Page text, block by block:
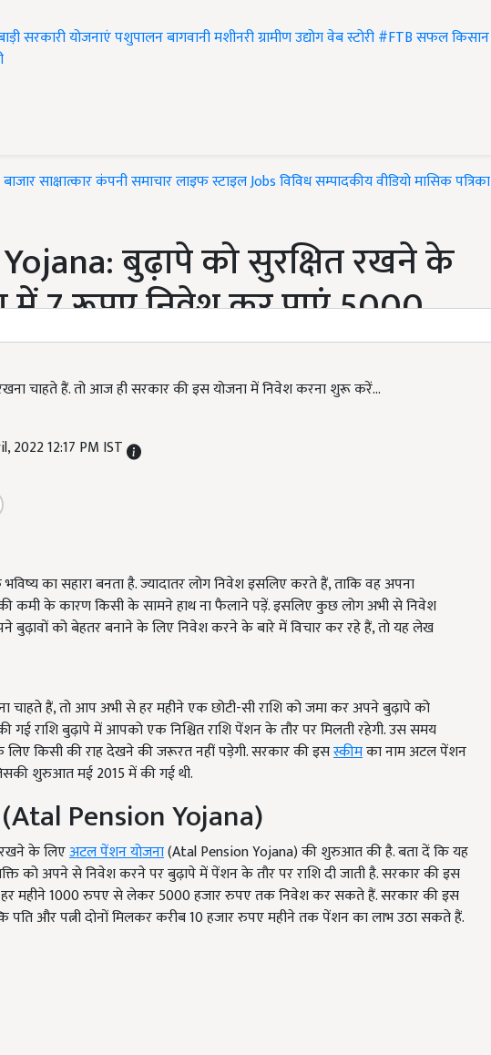
सरकारी योजनाएंपशुपालनबागवानीमशीनरीग्रामीण उद्योगवेब स्टोरी#FTBसफल किसान
बाजारसाक्षात्कारकंपनी समाचारलाइफ स्टाइलJobsविविधसम्पादकीयवीडियोमासिक पत्रिका
बुढ़ापे को सुरक्षित रखने के
में 7 रूपए निवेश कर पाएं 5000
चाहते हैं. तो आज ही सरकार की इस योजना में निवेश करना शुरू करें...
2022 12:17 PM IST
का सहारा बनता है. ज्यादातर लोग निवेश इसलिए करते हैं, ताकि वह अपना
कमी के कारण किसी के सामने हाथ ना फैलाने पड़ें. इसलिए कुछ लोग अभी से निवेश
को बेहतर बनाने के लिए निवेश करने के बारे में विचार कर रहे हैं, तो यह लेख
चाहते हैं, तो आप अभी से हर महीने एक छोटी-सी राशि को जमा कर अपने बुढ़ापे को
राशि बुढ़ापे में आपको एक निश्चित राशि पेंशन के तौर पर मिलती रहेगी. उस समय
किसी की राह देखने की जरूरत नहीं पड़ेगी. सरकार की इसस्कीमका नाम अटल पेंशन
शुरुआत मई 2015 में की गई थी.
Pension Yojana)
रखने के लिएअटल पेंशन योजना(Atal Pension Yojana) की शुरुआत की है. बता दें कि यह
को अपने से निवेश करने पर बुढ़ापे में पेंशन के तौर पर राशि दी जाती है. सरकार की इस
महीने 1000 रुपए से लेकर 5000 हजार रुपए तक निवेश कर सकते हैं. सरकार की इस
पति और पत्नी दोनों मिलकर करीब 10 हजार रुपए महीने तक पेंशन का लाभ उठा सकते हैं.